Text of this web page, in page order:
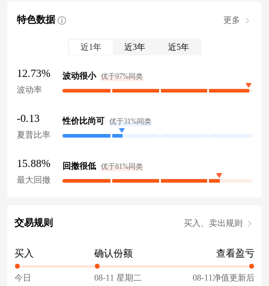
特色数据 更多
近1年 近3年 近5年
12.73%
波动率
波动很小 优于97%同类
-0.13
夏普比率
性价比尚可 优于31%同类
15.88%
最大回撤
回撤很低 优于81%同类
交易规则 买入、卖出规则
买入
今日
确认份额
08-11 星期二
查看盈亏
08-11净值更新后